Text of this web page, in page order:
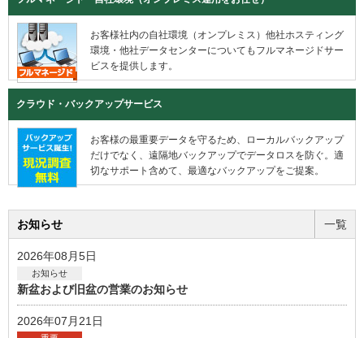
お客様社内の自社環境（オンプレミス）他社ホスティング
環境・他社データセンターについてもフルマネージドサー
ビスを提供します。
クラウド・バックアップサービス
お客様の最重要データを守るため、ローカルバックアップ
だけでなく、遠隔地バックアップでデータロスを防ぐ。適
切なサポート含めて、最適なバックアップをご提案。
お知らせ 一覧
2026年08月5日
お知らせ
新盆および旧盆の営業のお知らせ
2026年07月21日